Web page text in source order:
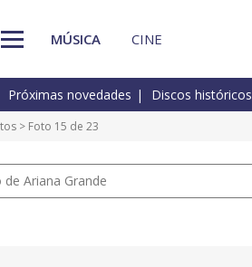
MÚSICA CINE
Próximas novedades Discos históricos
> Foto 15 de 23
Ariana Grande